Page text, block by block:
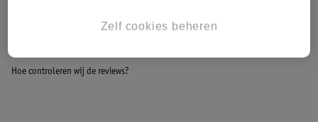
Hoe controleren wij de reviews?
Zelf cookies beheren